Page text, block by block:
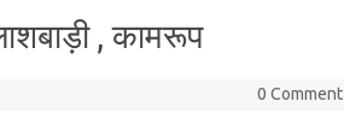
, कामरूप
0 Comment